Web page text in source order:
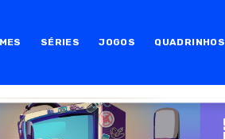
SÉRIES JOGOS QUADRINHOS